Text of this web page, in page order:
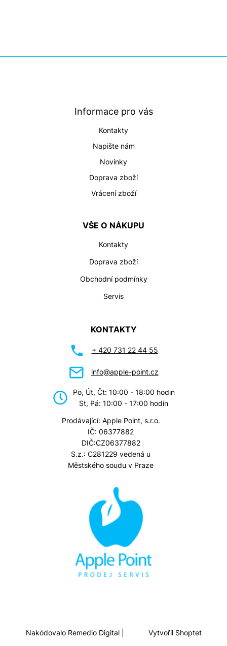
Informace pro vás
Kontakty
Napište nám
Novinky
Doprava zboží
Vrácení zboží
VŠE O NÁKUPU
Kontakty
Doprava zboží
Obchodní podmínky
Servis
KONTAKTY
+ 420 731 22 44 55
info@apple-point.cz
Po, Út, Čt: 10:00 - 18:00 hodin
St, Pá: 10:00 - 17:00 hodin
Prodávající: Apple Point, s.r.o.
IČ: 06377882
DIČ:CZ06377882
S.z.: C281229 vedená u
Městského soudu v Praze
Nakódovalo Remedio Digital|
Vytvořil Shoptet